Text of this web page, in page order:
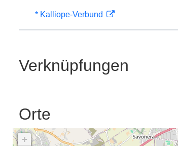
* Kalliope-Verbund
Verknüpfungen
Orte
+